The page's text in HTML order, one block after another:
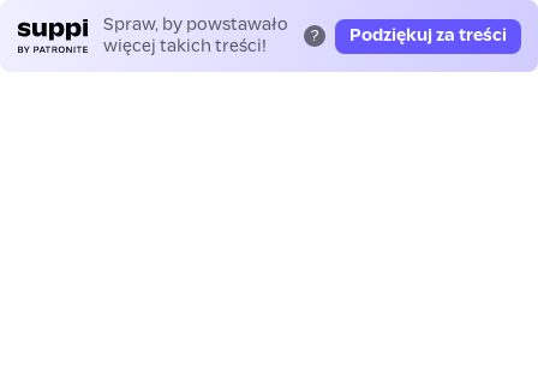
Spraw, by powstawało
więcej takich treści!
? Podziękuj za treści